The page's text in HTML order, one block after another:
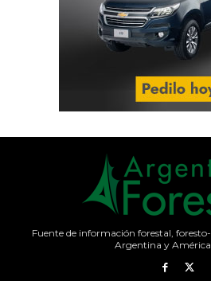
Fuente de información forestal,
Argentina y